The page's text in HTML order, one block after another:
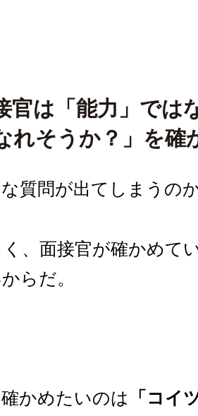
官は「能力」では
れそうか？」を確
質問が出てしまうの
、面接官が確かめて
らだ。
かめたいのは 「コイ